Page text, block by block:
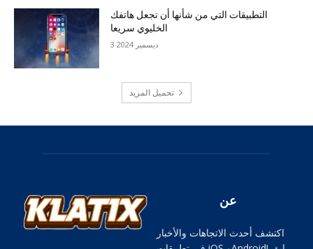
التطبيقات التي من شأنها أن تجعل هاتفك
الخليوي سريعا
3 ديسمبر 2024
تحميل المزيد
عن
اكتشف أحدث الاتجاهات والأخبار